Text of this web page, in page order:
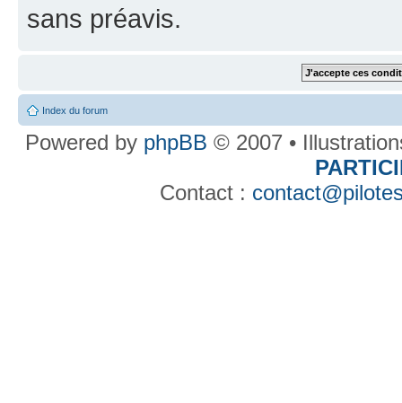
sans préavis.
Index du forum
Powered by phpBB © 2007 •
Contact :